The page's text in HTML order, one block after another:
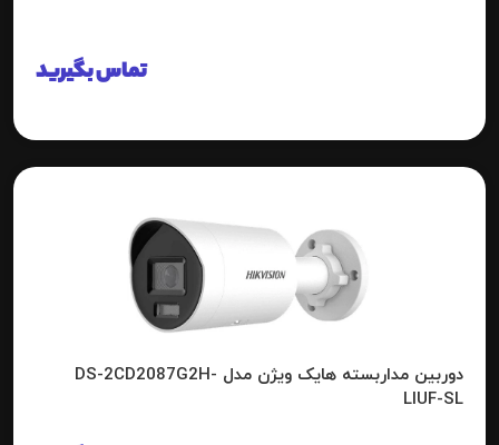
تماس بگیرید
دوربین مداربسته هایک ویژن مدل DS-2CD2087G2H-
LIUF-SL